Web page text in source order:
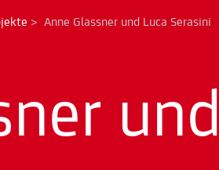
> Anne Glassner und Luca Serasini